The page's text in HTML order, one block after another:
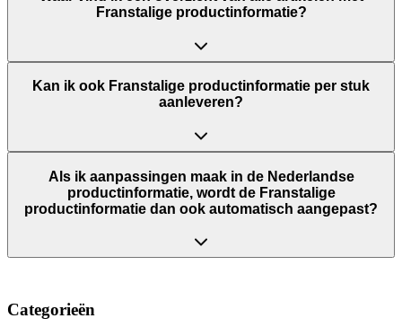
Franstalige productinformatie?
Kan ik ook Franstalige productinformatie per stuk
aanleveren?
Als ik aanpassingen maak in de Nederlandse
productinformatie, wordt de Franstalige
productinformatie dan ook automatisch aangepast?
Categorieën